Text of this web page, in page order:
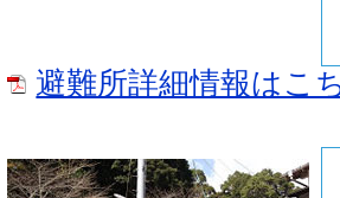
避難所詳細情報はこ